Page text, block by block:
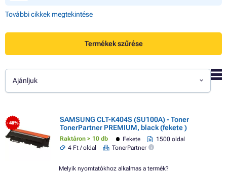
További cikkek megtekintése
Termékek szűrése
Ajánljuk
- 48%
SAMSUNG CLT-K404S (SU100A) - Toner
TonerPartner PREMIUM, black (fekete )
Raktáron > 10 db Fekete
1500 oldal
4 Ft / oldal
TonerPartner
Melyik nyomtatókhoz alkalmas a termék?